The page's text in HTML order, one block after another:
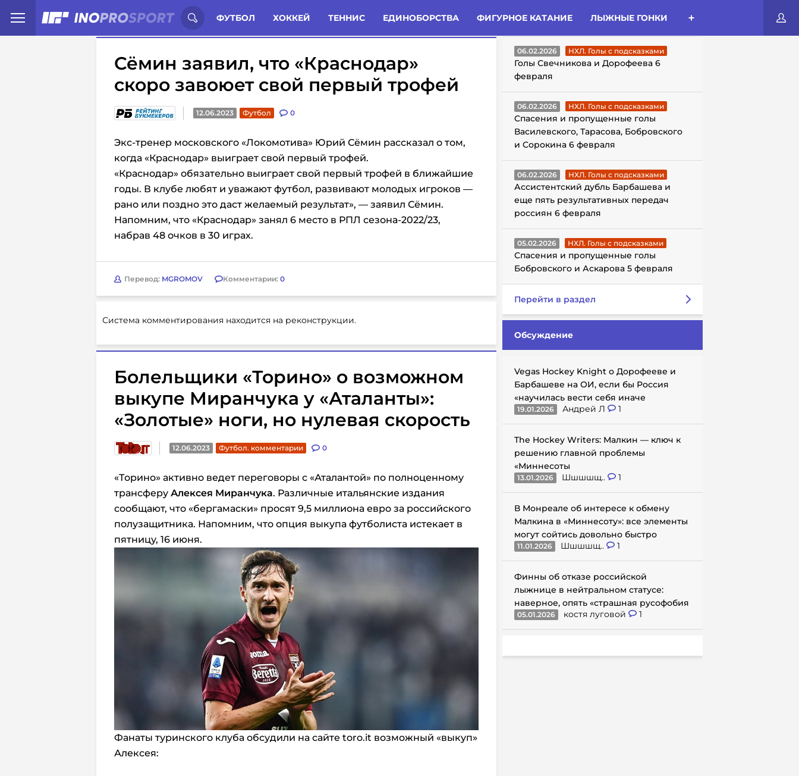
ФУТБОЛ ХОККЕЙ ТЕННИС ЕДИНОБОРСТВА ФИГУРНОЕ КАТАНИЕ ЛЫЖНЫЕ ГОНКИ
Иностранцы о спорте России: Статьи Комменты Новости
Сёмин заявил, что «Краснодар»
скоро завоюет свой первый трофей
12.06.2023 Футбол 0
Экс-тренер московского «Локомотива» Юрий Сёмин рассказал о том,
когда «Краснодар» выиграет свой первый трофей.
«Краснодар» обязательно выиграет свой первый трофей в ближайшие
годы. В клубе любят и уважают футбол, развивают молодых игроков —
рано или поздно это даст желаемый результат», — заявил Сёмин.
Напомним, что «Краснодар» занял 6 место в РПЛ сезона-2022/23,
набрав 48 очков в 30 играх.
Перевод: MGROMOV Комментарии: 0
Система комментирования находится на реконструкции.
Болельщики «Торино» о возможном
выкупе Миранчука у «Аталанты»:
«Золотые» ноги, но нулевая скорость
12.06.2023 Футбол. комментарии 0
«Торино» активно ведет переговоры с «Аталантой» по полноценному
трансферу Алексея Миранчука. Различные итальянские издания
сообщают, что «бергамаски» просят 9,5 миллиона евро за российского
полузащитника. Напомним, что опция выкупа футболиста истекает в
пятницу, 16 июня.
Фанаты туринского клуба обсудили на сайте toro.it возможный «выкуп»
Алексея:
ГОЛЫ С ПОДСКАЗКАМИ
06.02.2026 НХЛ. Голы с подсказками
Голы Свечникова и Дорофеева 6
февраля
06.02.2026 НХЛ. Голы с подсказками
Спасения и пропущенные голы
Василевского, Тарасова, Бобровского
и Сорокина 6 февраля
06.02.2026 НХЛ. Голы с подсказками
Ассистентский дубль Барбашева и
еще пять результативных передач
россиян 6 февраля
05.02.2026 НХЛ. Голы с подсказками
Спасения и пропущенные голы
Бобровского и Аскарова 5 февраля
Перейти в раздел
Обсуждение
Vegas Hockey Knight о Дорофееве и
Барбашеве на ОИ, если бы Россия
«научилась вести себя иначе
19.01.2026 Андрей Л 1
The Hockey Writers: Малкин — ключ к
решению главной проблемы
«Миннесоты
13.01.2026 Шшшшщ.. 1
В Монреале об интересе к обмену
Малкина в «Миннесоту»: все элементы
могут сойтись довольно быстро
11.01.2026 Шшшшщ.. 1
Финны об отказе российской
лыжнице в нейтральном статусе:
наверное, опять «страшная русофобия
05.01.2026 костя луговой 1